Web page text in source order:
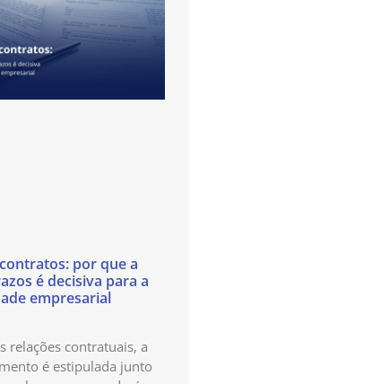
por que a
é decisiva para a
empresarial
relações contratuais, a
é estipulada junto